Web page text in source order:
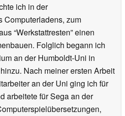
ich in der
Computerladens, zum
“Werkstattresten” einen
Folglich begann ich
an der Humboldt-Uni in
Nach meiner ersten Arbeit
an der Uni ging ich für
arbeitete für Sega an der